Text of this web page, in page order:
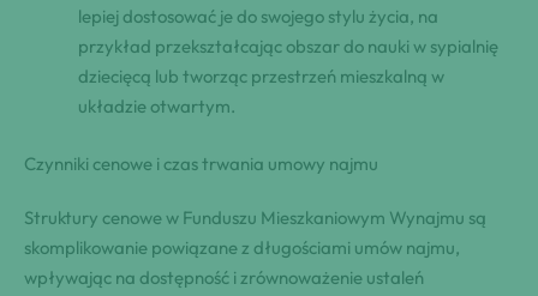
lepiej dostosować je do swojego stylu życia, na
przykład przekształcając obszar do nauki w sypialnię
dziecięcą lub tworząc przestrzeń mieszkalną w
układzie otwartym.
Czynniki cenowe i czas trwania umowy najmu
Struktury cenowe w Funduszu Mieszkaniowym Wynajmu są
skomplikowanie powiązane z długościami umów najmu,
wpływając na dostępność i zrównoważenie ustaleń